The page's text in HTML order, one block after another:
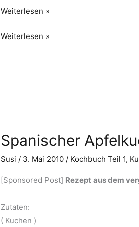
Schneewittchentorte
Weiterlesen »
Schneewittchentorte
Weiterlesen »
Spanischer
Susi / 3. Mai 2010 / Kochbuch Teil 1,
[Sponsored Post] Rezept aus dem
Zutaten:
( Kuchen )